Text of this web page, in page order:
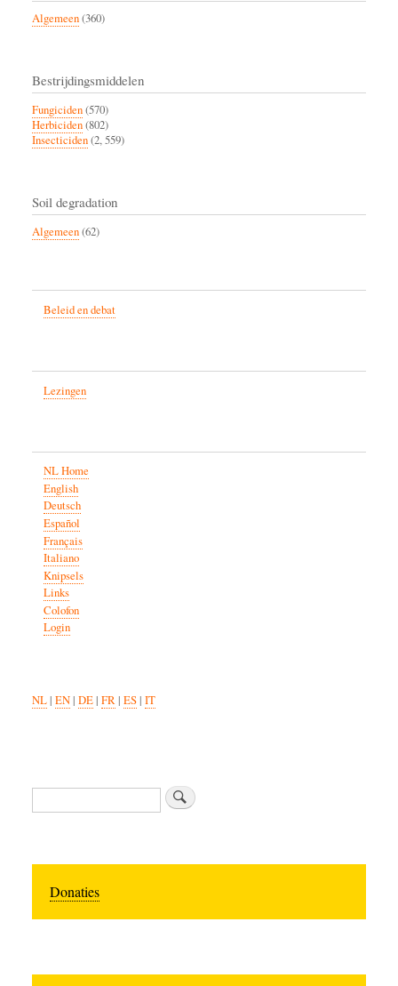
Algemeen(360)
Bestrijdingsmiddelen
Fungiciden(570)
Herbiciden(802)
Insecticiden(2, 559)
Soil degradation
Algemeen(62)
Beleid en debat
Lezingen
NL Home
English
Deutsch
Español
Français
Italiano
Knipsels
Links
Colofon
Login
NL| EN| DE| FR| ES| IT
Zoeken
Donaties